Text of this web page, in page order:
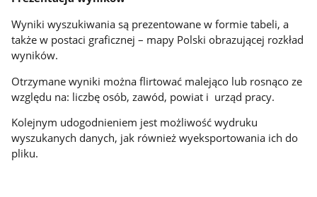
Wyniki wyszukiwania są prezentowane w formie tabeli, a
także w postaci graficznej – mapy Polski obrazującej rozkład
wyników.
Otrzymane wyniki można flirtować malejąco lub rosnąco ze
względu na: liczbę osób, zawód, powiat i urząd pracy.
Kolejnym udogodnieniem jest możliwość wydruku
wyszukanych danych, jak również wyeksportowania ich do
pliku.